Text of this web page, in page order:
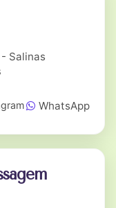
Salinas
WhatsApp